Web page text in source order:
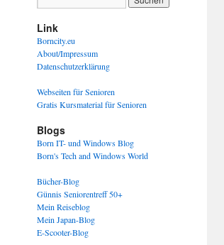
Link
Borncity.eu
About/Impressum
Datenschutzerklärung
Webseiten für Senioren
Gratis Kursmaterial für Senioren
Blogs
Born IT- und Windows Blog
Born's Tech and Windows World
Bücher-Blog
Günnis Seniorentreff 50+
Mein Reiseblog
Mein Japan-Blog
E-Scooter-Blog